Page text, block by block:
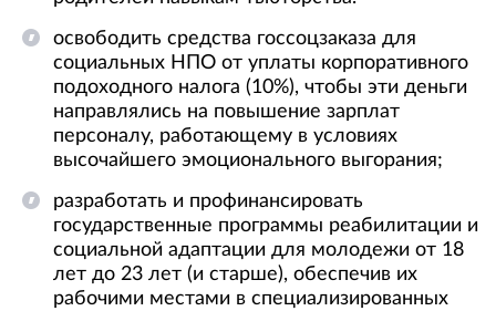
освободить средства госсоцзаказа для
социальных НПО от уплаты корпоративного
подоходного налога (10%), чтобы эти деньги
направлялись на повышение зарплат
персоналу, работающему в условиях
высочайшего эмоционального выгорания;
разработать и профинансировать
государственные программы реабилитации и
социальной адаптации для молодежи от 18
лет до 23 лет (и старше), обеспечив их
рабочими местами в специализированных